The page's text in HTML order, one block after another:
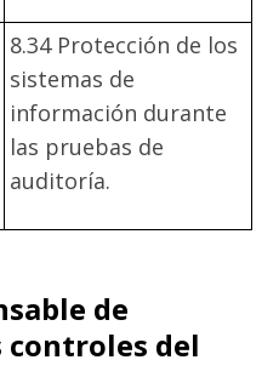
8.34 Protección de los
sistemas de
información durante
las pruebas de
auditoría.
de
del